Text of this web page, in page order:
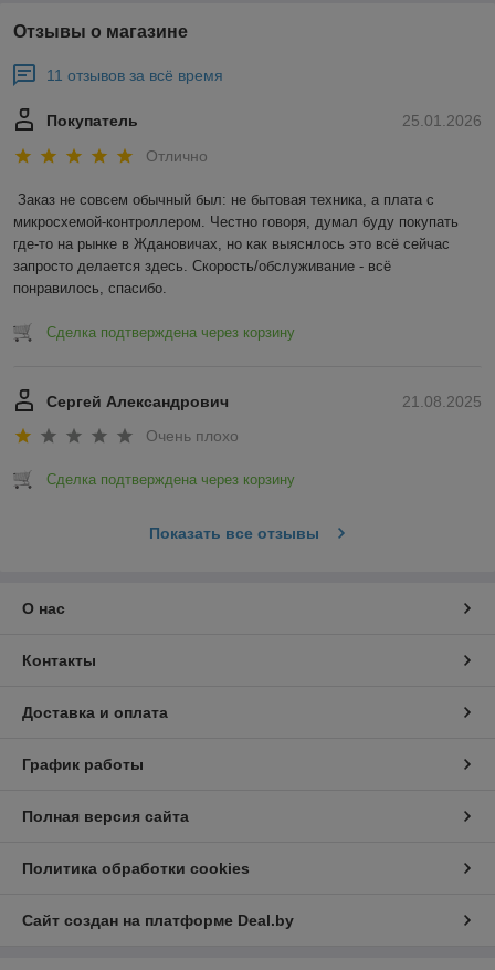
Отзывы о магазине
11 отзывов за всё время
25.01.2026
Покупатель
Отлично
Заказ не совсем обычный был: не бытовая техника, а плата с
микросхемой-контроллером. Честно говоря, думал буду покупать
где-то на рынке в Ждановичах, но как выяснлось это всё сейчас
запросто делается здесь. Скорость/обслуживание - всё
понравилось, спасибо.
Сделка подтверждена через корзину
21.08.2025
Сергей Александрович
Очень плохо
Сделка подтверждена через корзину
Показать все отзывы
О нас
Контакты
Доставка и оплата
График работы
Полная версия сайта
Политика обработки cookies
Сайт создан на платформе Deal.by